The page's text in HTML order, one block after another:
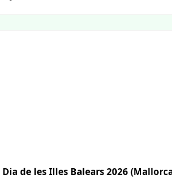
Dia de les Illes Balears 2026